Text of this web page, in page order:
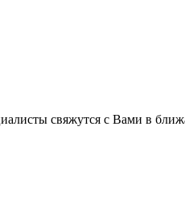
свяжутся с Вами в